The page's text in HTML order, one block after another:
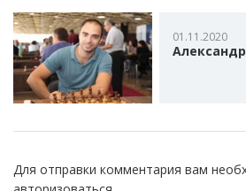
01.11.2020
Для отправки комментария вам